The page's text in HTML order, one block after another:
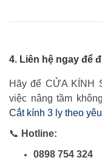
4. Liên hệ ngay để
Hãy để CỬA KÍNH
việc nâng tầm
Cắt kính 3 ly theo
📞 Hotline:
0898 754 324